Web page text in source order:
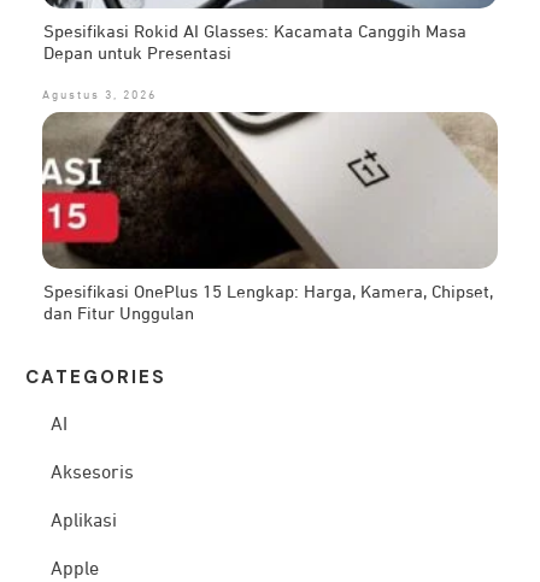
Spesifikasi Rokid AI Glasses: Kacamata Canggih Masa
Depan untuk Presentasi
Agustus 3, 2026
Spesifikasi OnePlus 15 Lengkap: Harga, Kamera, Chipset,
dan Fitur Unggulan
CATEG ORIES
AI
Aksesoris
Aplikasi
Apple